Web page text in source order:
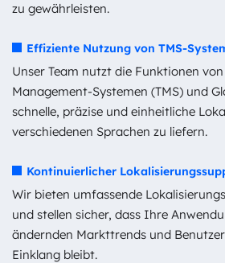
zu gewährleisten.
Effiziente Nutzung von TMS-
Unser Team nutzt die Funktionen
Management-Systemen (TMS) und
schnelle, präzise und einheitliche
verschiedenen Sprachen zu liefern.
Kontinuierlicher
Wir bieten umfassende
und stellen sicher, dass Ihre
ändernden Markttrends und
Einklang bleibt.